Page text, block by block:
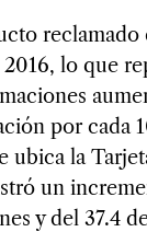
reclamado
lo que
por cada
ubica la
un
y del 37.4